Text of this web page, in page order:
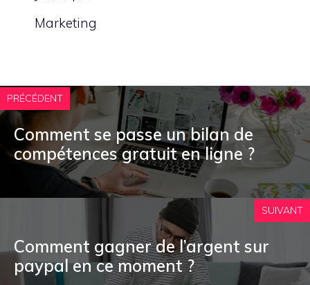
Marketing
PRÉCÉDENT
Comment se passe un bilan de
compétences gratuit en ligne ?
SUIVANT
Comment gagner de l’argent sur
paypal en ce moment ?